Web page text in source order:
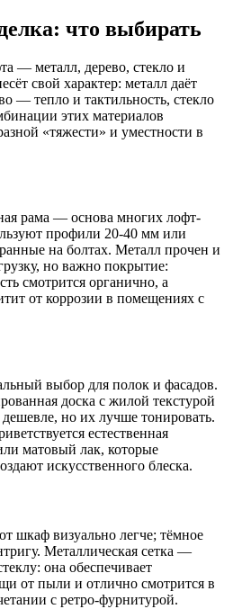
что выбирать
— металл, дерево, стекло и
свой характер: металл даёт
— тепло и тактильность, стекло
этих материалов
«тяжести» и уместности в
рама — основа многих лофт-
профили 20-40 мм или
на болтах. Металл прочен и
но важно покрытие:
смотрится органично, а
от коррозии в помещениях с
выбор для полок и фасадов.
доска с жилой текстурой
дешевле, но их лучше тонировать.
естественная
матовый лак, которые
искусственного блеска.
шкаф визуально легче; тёмное
Металлическая сетка —
она обеспечивает
от пыли и отлично смотрится в
с ретро-фурнитурой.